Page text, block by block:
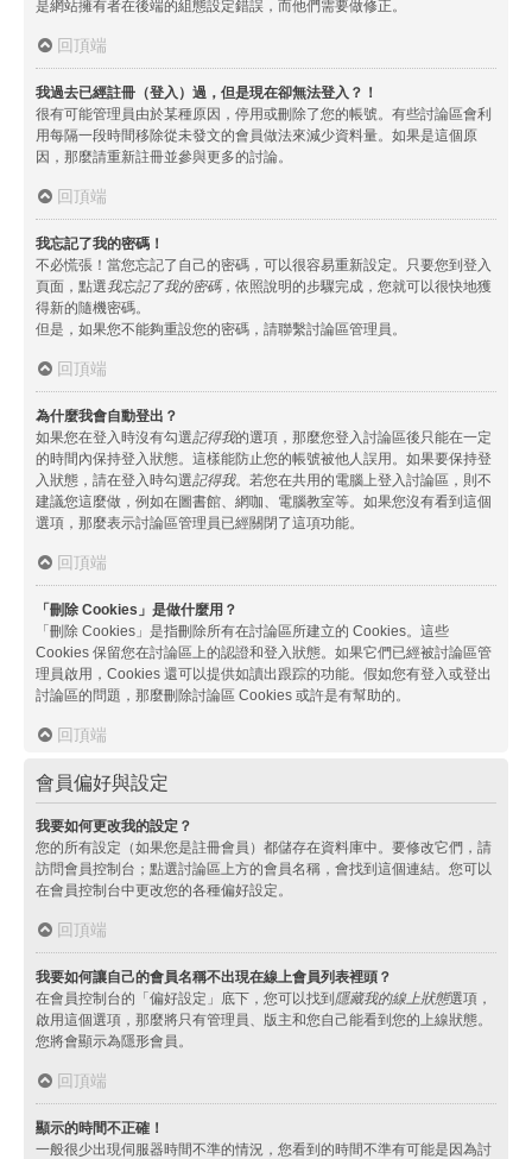
是網站擁有者在後端的組態設定錯誤，而他們需要做修正。
回頂端
我過去已經註冊（登入）過，但是現在卻無法登入？！
很有可能管理員由於某種原因，停用或刪除了您的帳號。有些討論區會利
用每隔一段時間移除從未發文的會員做法來減少資料量。如果是這個原
因，那麼請重新註冊並參與更多的討論。
回頂端
我忘記了我的密碼！
不必慌張！當您忘記了自己的密碼，可以很容易重新設定。只要您到登入
頁面，點選我忘記了我的密碼，依照說明的步驟完成，您就可以很快地獲
得新的隨機密碼。
但是，如果您不能夠重設您的密碼，請聯繫討論區管理員。
回頂端
為什麼我會自動登出？
如果您在登入時沒有勾選記得我的選項，那麼您登入討論區後只能在一定
的時間內保持登入狀態。這樣能防止您的帳號被他人誤用。如果要保持登
入狀態，請在登入時勾選記得我。若您在共用的電腦上登入討論區，則不
建議您這麼做，例如在圖書館、網咖、電腦教室等。如果您沒有看到這個
選項，那麼表示討論區管理員已經關閉了這項功能。
回頂端
「刪除 Cookies」是做什麼用？
「刪除 Cookies」是指刪除所有在討論區所建立的 Cookies。這些
Cookies 保留您在討論區上的認證和登入狀態。如果它們已經被討論區管
理員啟用，Cookies 還可以提供如讀出跟踪的功能。假如您有登入或登出
討論區的問題，那麼刪除討論區 Cookies 或許是有幫助的。
回頂端
會員偏好與設定
我要如何更改我的設定？
您的所有設定（如果您是註冊會員）都儲存在資料庫中。要修改它們，請
訪問會員控制台；點選討論區上方的會員名稱，會找到這個連結。您可以
在會員控制台中更改您的各種偏好設定。
回頂端
我要如何讓自己的會員名稱不出現在線上會員列表裡頭？
在會員控制台的「偏好設定」底下，您可以找到隱藏我的線上狀態選項，
啟用這個選項，那麼將只有管理員、版主和您自己能看到您的上線狀態。
您將會顯示為隱形會員。
回頂端
顯示的時間不正確！
一般很少出現伺服器時間不準的情況，您看到的時間不準有可能是因為討